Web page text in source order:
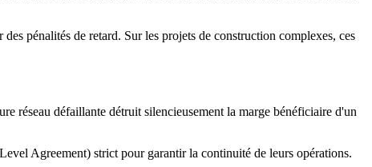
pénalités de retard. Sur les projets de construction complexes, ces
réseau défaillante détruit silencieusement la marge bénéficiaire d'un
Agreement) strict pour garantir la continuité de leurs opérations.